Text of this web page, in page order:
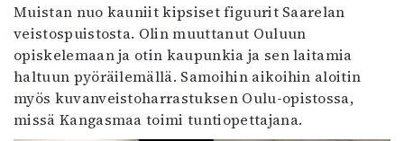
Muistan nuo kauniit kipsiset figuurit Saarelan
veistospuistosta. Olin muuttanut Ouluun
opiskelemaan ja otin kaupunkia ja sen laitamia
haltuun pyöräilemällä. Samoihin aikoihin aloitin
myös kuvanveistoharrastuksen Oulu-opistossa,
missä Kangasmaa toimi tuntiopettajana.